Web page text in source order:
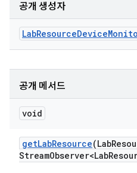
공개 생성자
LabResourceDevice
공개 메서드
void
getLabResource(Lab
StreamObserver<Lab